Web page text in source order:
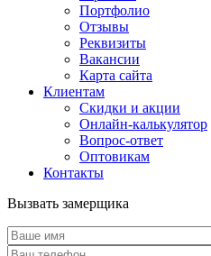
Портфолио
Отзывы
Реквизиты
Вакансии
Карта сайта
Клиентам
Скидки и акции
Онлайн-калькулятор
Вопрос-ответ
Оптовикам
Контакты
Вызвать замерщика